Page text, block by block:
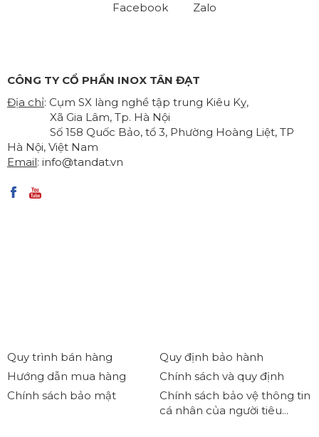
Facebook Zalo
CÔNG TY CỔ PHẦN INOX TÂN ĐẠT
Địa chỉ: Cụm SX làng nghề tập trung Kiêu Kỵ,
Xã Gia Lâm, Tp. Hà Nội
Số 158 Quốc Bảo, tổ 3, Phường Hoàng Liệt, TP
Hà Nội, Việt Nam
Email: info@tandat.vn
Quy trình bán hàng
Hướng dẫn mua hàng
Chính sách bảo mật
Quy định bảo hành
Chính sách và quy định
Chính sách bảo vệ thông tin
cá nhân của người tiêu...